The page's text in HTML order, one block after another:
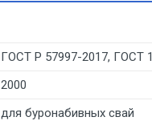
ГОСТ Р 57997-2017, ГОСТ
2000
для буронабивных свай